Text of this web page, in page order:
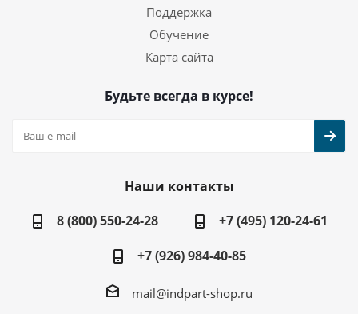
Поддержка
Обучение
Карта сайта
Будьте всегда в курсе!
Наши контакты
8 (800) 550-24-28
+7 (495) 120-24-61
+7 (926) 984-40-85
mail@indpart-shop.ru